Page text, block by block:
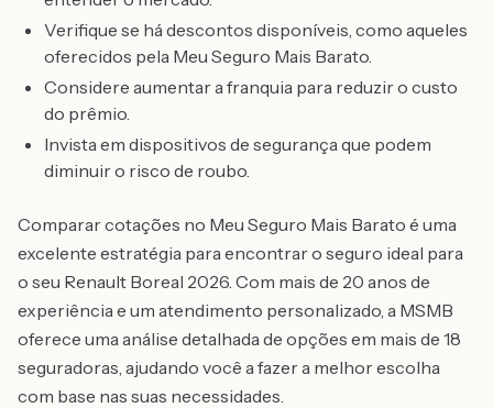
Verifique se há descontos disponíveis, como aqueles
oferecidos pela Meu Seguro Mais Barato.
Considere aumentar a franquia para reduzir o custo
do prêmio.
Invista em dispositivos de segurança que podem
diminuir o risco de roubo.
Comparar cotações no Meu Seguro Mais Barato é uma
excelente estratégia para encontrar o seguro ideal para
o seu Renault Boreal 2026. Com mais de 20 anos de
experiência e um atendimento personalizado, a MSMB
oferece uma análise detalhada de opções em mais de 18
seguradoras, ajudando você a fazer a melhor escolha
com base nas suas necessidades.